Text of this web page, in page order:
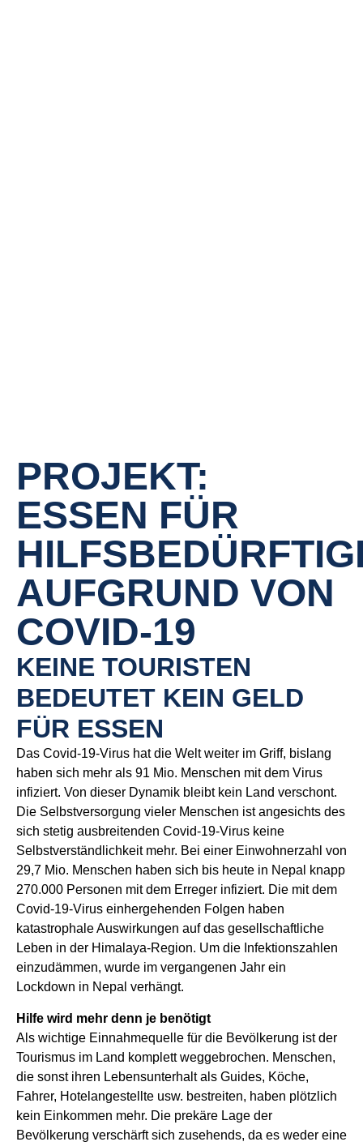
PROJEKT:
ESSEN FÜR
AUFGRUND VON
COVID-19
KEINE TOURISTEN
BEDEUTET KEIN GELD
FÜR ESSEN
Das Covid-19-Virus hat die Welt weiter im Griff, bislang
haben sich mehr als 91 Mio. Menschen mit dem Virus
infiziert. Von dieser Dynamik bleibt kein Land verschont.
Die Selbstversorgung vieler Menschen ist angesichts des
sich stetig ausbreitenden Covid-19-Virus keine
Selbstverständlichkeit mehr. Bei einer Einwohnerzahl von
29,7 Mio. Menschen haben sich bis heute in Nepal knapp
270.000 Personen mit dem Erreger infiziert. Die mit dem
Covid-19-Virus einhergehenden Folgen haben
katastrophale Auswirkungen auf das gesellschaftliche
Leben in der Himalaya-Region. Um die Infektionszahlen
einzudämmen, wurde im vergangenen Jahr ein
Lockdown in Nepal verhängt.
Hilfe wird mehr denn je benötigt
Als wichtige Einnahmequelle für die Bevölkerung ist der
Tourismus im Land komplett weggebrochen. Menschen,
die sonst ihren Lebensunterhalt als Guides, Köche,
Fahrer, Hotelangestellte usw. bestreiten, haben plötzlich
kein Einkommen mehr. Die prekäre Lage der
Bevölkerung verschärft sich zusehends, da es weder eine